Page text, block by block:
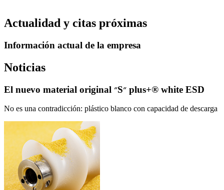
Actualidad y citas próximas
Información actual de la empresa
Noticias
El nuevo material original ״S״ plus+® white ESD
No es una contradicción: plástico blanco con capacidad de descarga